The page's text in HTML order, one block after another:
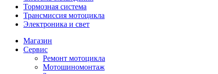
Тормозная система
Трансмиссия мотоцикла
Электроника и свет
Магазин
Сервис
Ремонт мотоцикла
Мотошиномонтаж